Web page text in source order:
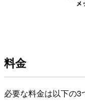
料金
必要な料金は以下の3